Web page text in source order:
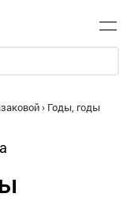
› Годы, годы